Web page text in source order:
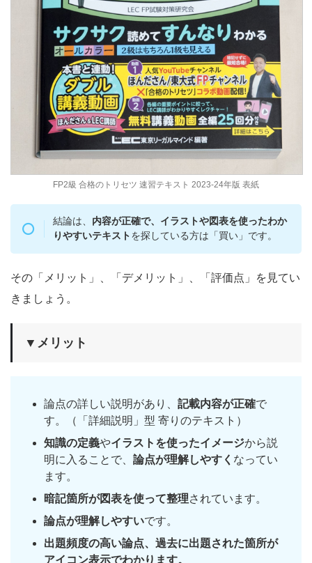
FP2級 合格のトリセツ 速習テキスト 2023-24年版 表紙
結論は、 内容が正確で、イラストや図表を使ったわか
りやすいテキストを探している方は「買い」です。
その「メリット」、「デメリット」、「評価点」を見てい
きましょう。
▼メリット
論点の詳しい説明があり、 記載内容が正確で
す。（「詳細説明」型 寄りのテキスト）
知識の定義やイラストを使ったイメージから説
明に入ることで、 論点が理解しやすく なってい
ます。
暗記箇所が図表を使って整理されています。
論点が理解しやすいです。
出題頻度の高い論点、過去に出題された箇所が
アイコン表示でわかります。